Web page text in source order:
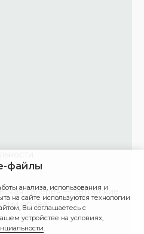
Галерея — авторские
обоев
файлы
анализа, использования и
на сайте используются технологии
Вы соглашаетесь с
устройстве на условиях,
.